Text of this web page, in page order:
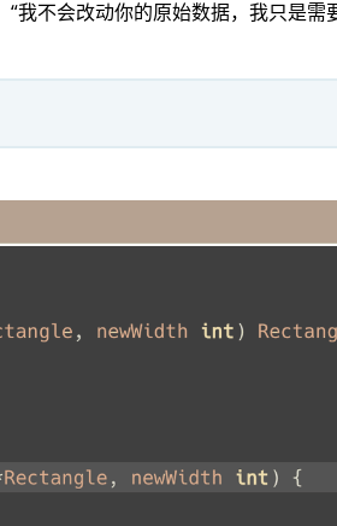
我不会改动你的原始数据，我只是需